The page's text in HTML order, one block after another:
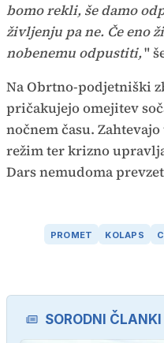
bomo rekli, še damo
življenju pa ne. Če eno
nobenemu odpustiti,"
Na Obrtno-podjetniški
pričakujejo omejitev
nočnem času.
režim ter krizno
Dars nemudoma
PROMET KOLAPS
SORODNI ČLANKI